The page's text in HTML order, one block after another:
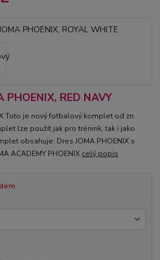
RED NAVY
Toto je nový fotbalový komplet od zn.
lze použít jak pro trénink, tak i jako
obsahuje: Dres JOMA PHOENIX s
ACADEMY PHOENIX celý popis